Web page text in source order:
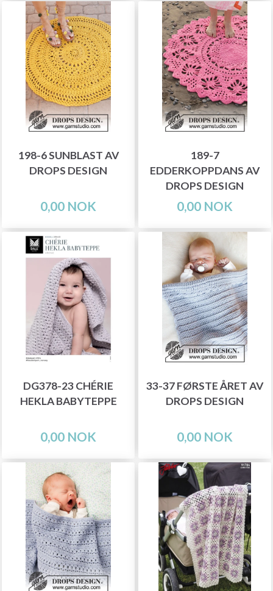
198-6 SUNBLAST AV
DROPS DESIGN
0,00 NOK
189-7
EDDERKOPPDANS AV
DROPS DESIGN
0,00 NOK
DG378-23 CHÉRIE
HEKLA BABYTEPPE
0,00 NOK
33-37 FØRSTE ÅRET AV
DROPS DESIGN
0,00 NOK